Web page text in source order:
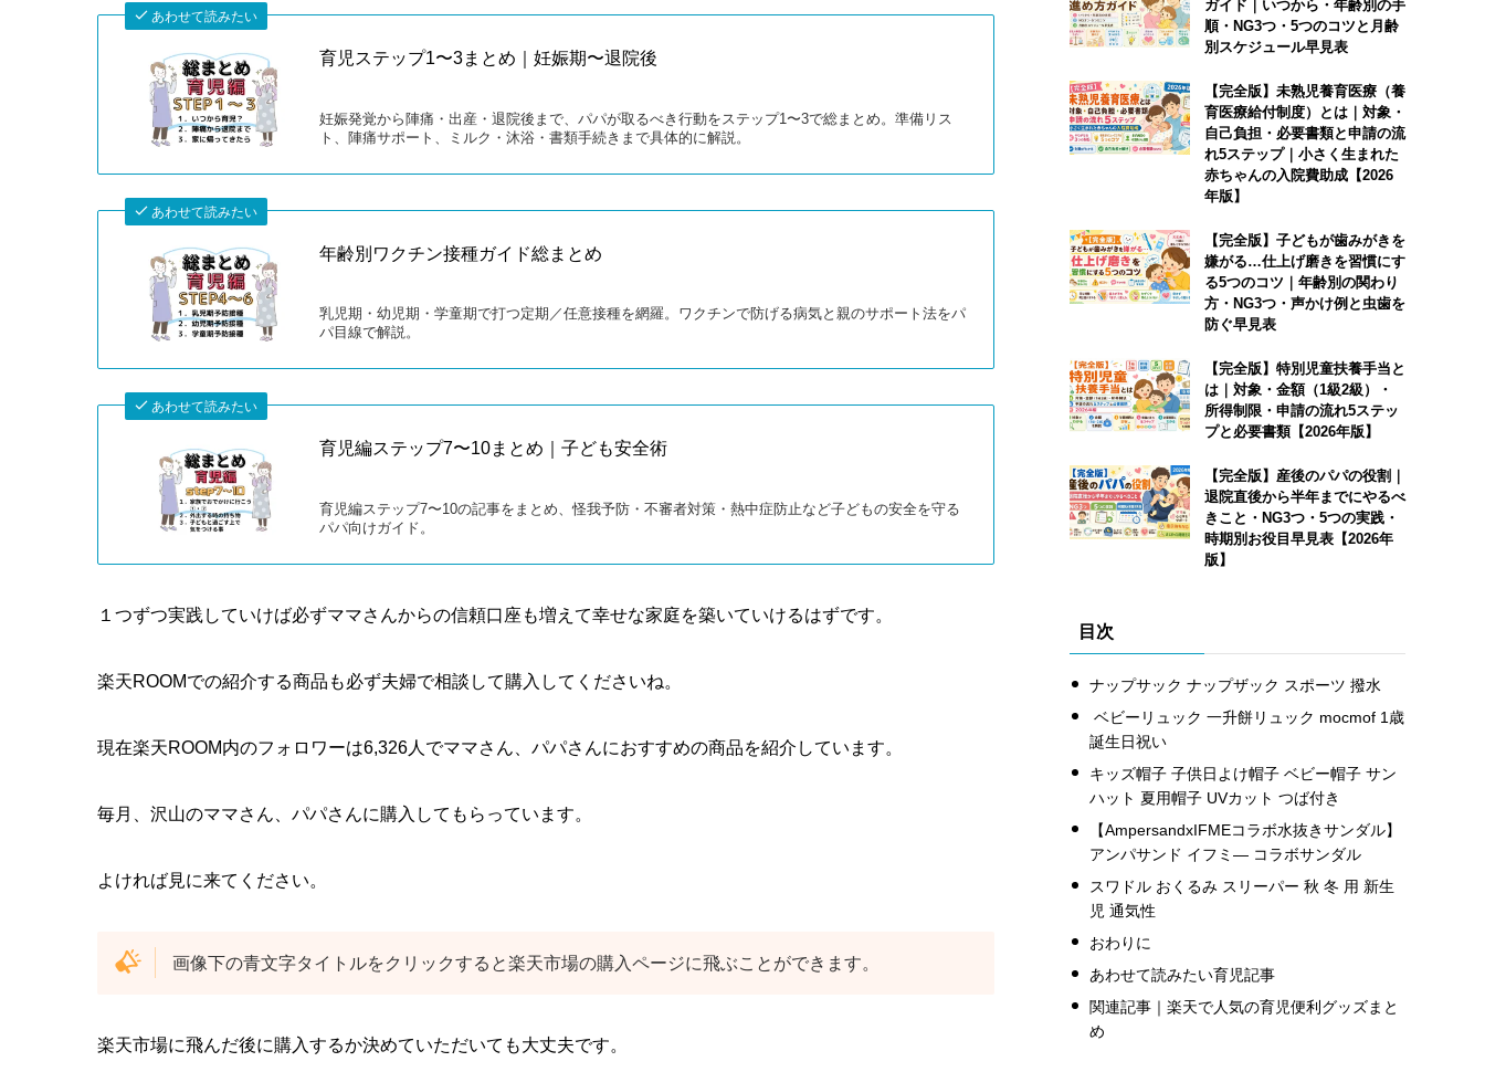
あわせて読みたい
育児ステップ1〜3まとめ｜妊娠期〜退院後
妊娠発覚から陣痛・出産・退院後まで、パパが取るべき行動をステップ1〜3で総まとめ。準備リス
ト、陣痛サポート、ミルク・沐浴・書類手続きまで具体的に解説。
あわせて読みたい
年齢別ワクチン接種ガイド総まとめ
乳児期・幼児期・学童期で打つ定期／任意接種を網羅。ワクチンで防げる病気と親のサポート法をパ
パ目線で解説。
あわせて読みたい
育児編ステップ7〜10まとめ｜子ども安全術
育児編ステップ7〜10の記事をまとめ、怪我予防・不審者対策・熱中症防止など子どもの安全を守る
パパ向けガイド。
１つずつ実践していけば必ずママさんからの信頼口座も増えて幸せな家庭を築いていけるはずです。
楽天ROOMでの紹介する商品も必ず夫婦で相談して購入してくださいね。
現在楽天ROOM内のフォロワーは6,326人でママさん、パパさんにおすすめの商品を紹介しています。
毎月、沢山のママさん、パパさんに購入してもらっています。
よければ見に来てください。
画像下の青文字タイトルをクリックすると楽天市場の購入ページに飛ぶことができます。
楽天市場に飛んだ後に購入するか決めていただいても大丈夫です。
ガイド｜いつから・年齢別の手
順・NG3つ・5つのコツと月齢
別スケジュール早見表
【完全版】未熟児養育医療（養
育医療給付制度）とは｜対象・
自己負担・必要書類と申請の流
れ5ステップ｜小さく生まれた
赤ちゃんの入院費助成【2026
年版】
【完全版】子どもが歯みがきを
嫌がる…仕上げ磨きを習慣にす
る5つのコツ｜年齢別の関わり
方・NG3つ・声かけ例と虫歯を
防ぐ早見表
【完全版】特別児童扶養手当と
は｜対象・金額（1級2級）・
所得制限・申請の流れ5ステッ
プと必要書類【2026年版】
【完全版】産後のパパの役割｜
退院直後から半年までにやるべ
きこと・NG3つ・5つの実践・
時期別お役目早見表【2026年
版】
目次
ナップサック ナップザック スポーツ 撥水
ベビーリュック 一升餅リュック mocmof 1歳
誕生日祝い
キッズ帽子 子供日よけ帽子 ベビー帽子 サン
ハット 夏用帽子 UVカット つば付き
【AmpersandxIFMEコラボ水抜きサンダル】
アンパサンド イフミ― コラボサンダル
スワドル おくるみ スリーパー 秋 冬 用 新生
児 通気性
おわりに
あわせて読みたい育児記事
関連記事｜楽天で人気の育児便利グッズまと
め